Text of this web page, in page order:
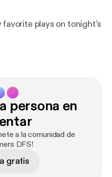
favorite plays on tonight's
persona en
a la comunidad de
DFS!
gratis